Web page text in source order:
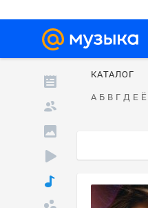
КАТАЛОГ
А Б В Г Д Е Ё